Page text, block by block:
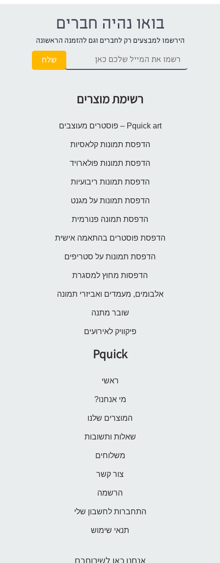
בואו נהיה חברים
הירשמו למבצעים רק לחברים וגם להזמנה הראשונה
רשימת מוצרים
Pquick art – פוסטרים מעוצבים
הדפסת תמונות קלאסיות
הדפסת תמונות פולארויד
הדפסת תמונות ריבועיות
הדפסת תמונות על מגנט
הדפסת תמונה פנורמית
הדפסת פוסטרים בהתאמה אישית
הדפסת תמונות על סטריפים
הדפסות מחוץ למסגרת
אלבומים, מעמדים ואביזרי תמונה
שובר מתנה
פיקוויק לאירועים
Pquick
ראשי
מי אנחנו?
המוצרים שלנו
שאלות ותשובות
משלוחים
צור קשר
הרשמה
התחברות לחשבון שלי
תנאי שימוש